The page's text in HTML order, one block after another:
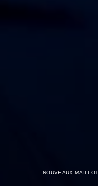
NOUVEAUX